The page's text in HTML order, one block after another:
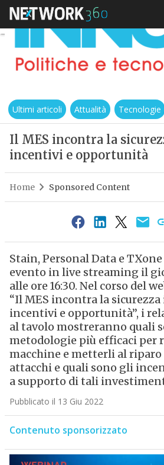
Ultimi articoli Attualità Tecnologie
Il MES incontra la
incentivi e opportunità
Home Sponsored Content
Stain, Personal Data e
evento in live streaming il
alle ore 16:30. Nel corso del
“Il MES incontra la
incentivi e opportunità”, i
al tavolo mostreranno quali
metodologie più efficaci per
macchine e metterli al riparo
attacchi e quali sono gli
a supporto di tali
Pubblicato il 13 Giu 2022
Contenuto sponsorizzato